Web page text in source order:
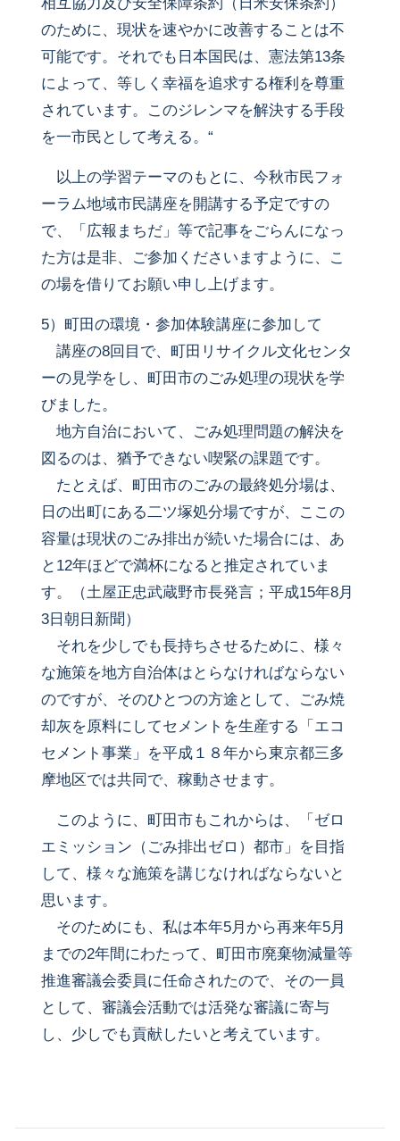
のために、現状を速やかに改善することは不
可能です。それでも日本国民は、憲法第13条
によって、等しく幸福を追求する権利を尊重
されています。このジレンマを解決する手段
を一市民として考える。“
以上の学習テーマのもとに、今秋市民フォ
ーラム地域市民講座を開講する予定ですの
で、「広報まちだ」等で記事をごらんになっ
た方は是非、ご参加くださいますように、こ
の場を借りてお願い申し上げます。
5）町田の環境・参加体験講座に参加して
講座の8回目で、町田リサイクル文化センタ
ーの見学をし、町田市のごみ処理の現状を学
びました。
地方自治において、ごみ処理問題の解決を
図るのは、猶予できない喫緊の課題です。
たとえば、町田市のごみの最終処分場は、
日の出町にある二ツ塚処分場ですが、ここの
容量は現状のごみ排出が続いた場合には、あ
と12年ほどで満杯になると推定されていま
す。（土屋正忠武蔵野市長発言；平成15年8月
3日朝日新聞）
それを少しでも長持ちさせるために、様々
な施策を地方自治体はとらなければならない
のですが、そのひとつの方途として、ごみ焼
却灰を原料にしてセメントを生産する「エコ
セメント事業」を平成１８年から東京都三多
摩地区では共同で、稼動させます。
このように、町田市もこれからは、「ゼロ
エミッション（ごみ排出ゼロ）都市」を目指
して、様々な施策を講じなければならないと
思います。
そのためにも、私は本年5月から再来年5月
までの2年間にわたって、町田市廃棄物減量等
推進審議会委員に任命されたので、その一員
として、審議会活動では活発な審議に寄与
し、少しでも貢献したいと考えています。